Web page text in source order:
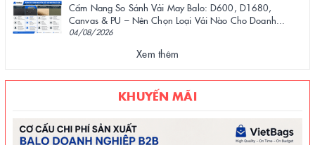
Cẩm Nang So Sánh Vải May Balo: D600, D1680,
Canvas & PU – Nên Chọn Loại Vải Nào Cho Doanh...
04/08/2026
Xem thêm
KHUYẾN MÃI